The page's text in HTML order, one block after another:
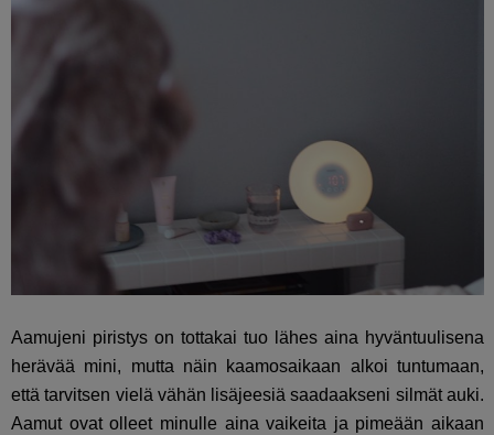
Aamujeni piristys on tottakai tuo lähes aina hyväntuulisena
herävää mini, mutta näin kaamosaikaan alkoi tuntumaan,
että tarvitsen vielä vähän lisäjeesiä saadaakseni silmät auki.
Aamut ovat olleet minulle aina vaikeita ja pimeään aikaan